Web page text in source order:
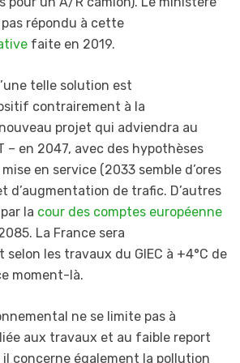
répondu à cette
faite en 2019.
telle solution est
contrairement à la
projet qui adviendra au
– en 2047, avec des hypothèses
en service (2033 semble d’ores
d’augmentation de trafic. D’autres
la cour des comptes européenne
La France sera
selon les travaux du GIEC à +4°C de
moment-là.
ne se limite pas à
liée aux travaux et au faible report
concerne également la pollution